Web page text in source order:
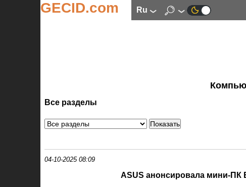
GECID.com ru
Все разделы
04-10-2025 08:09
ASUS анонсировала мини-ПК